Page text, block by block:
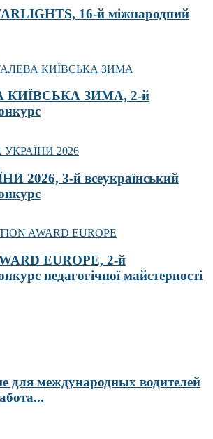
16-й міжнародний
ЗИМА, 2-й
2026, 3-й всеукраїнський
EUROPE, 2-й
педагогічної майстерності
для международных водителей